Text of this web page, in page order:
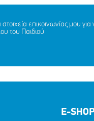
επικοινωνίας μου για
του Παιδιού
E-